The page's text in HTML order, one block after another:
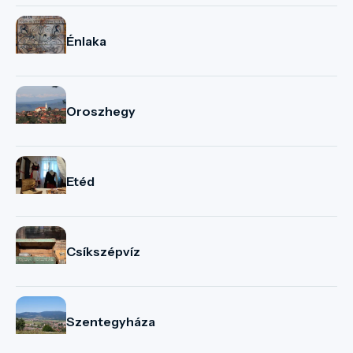
Énlaka
Oroszhegy
Etéd
Csíkszépvíz
Szentegyháza